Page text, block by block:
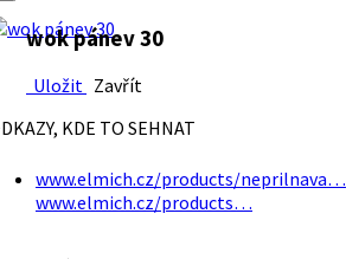
wok pánev 30
Uložit Zavřít
KDE TO SEHNAT
www.elmich.cz/products/neprilnava…
www.elmich.cz/products…